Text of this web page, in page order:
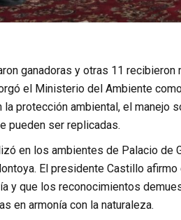
ganadoras y otras 11
el Ministerio del Ambiente
la protección ambiental, el
pueden ser replicadas.
en los ambientes de Palacio de
El presidente Castillo
y que los reconocimientos
en armonía con la naturaleza.